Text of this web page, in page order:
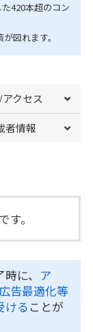
420本超のコン
図れます。
クセス
者情報
。
に、 ア
告最適化等
ける ことが